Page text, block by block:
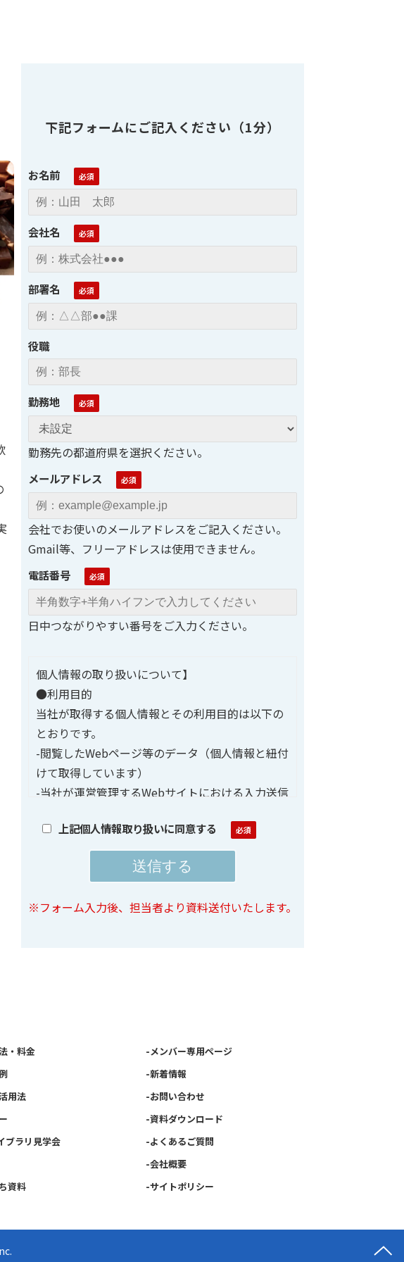
下記フォームにご記入ください（1分）
お名前
会社名
部署名
役職
勤務地
勤務先の都道府県を選択ください。
メールアドレス
会社でお使いのメールアドレスをご記入ください。
Gmail等、フリーアドレスは使用できません。
電話番号
日中つながりやすい番号をご入力ください。
個人情報の取り扱いについて】
●利用目的
当社が取得する個人情報とその利用目的は以下の
とおりです。
-閲覧したWebページ等のデータ（個人情報と紐付
けて取得しています）
-当社が運営管理するWebサイトにおける入力送信
アドレス、電話番号など）
-セッション管理のためのCookie情報
ンペーン、アンケートなどの情報提供とお問い合
個人情報に関する利用目的の通知、開示、訂正、
追加又は削除、利用停止、消去又は第三者提供の
停止を申し出ることができます。申請された場合
だいた上で、迅速かつ的確に対応し、その結果を
本人に通知致します。下記URLで提供している
「開示対象個人情報」開示等請求申請書を用いる
か、お問い合わせ窓口まで、お申し出ください。
上記個人情報取り扱いに同意する
※フォーム入力後、担当者より資料送付いたします。
・料金
用法
ブラリ見学会
資料
-メンバー専用ページ
-新着情報
-お問い合わせ
-資料ダウンロード
-よくあるご質問
-会社概要
-サイトポリシー